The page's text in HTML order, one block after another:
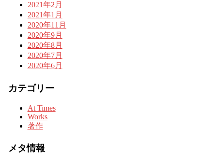
2021年2月
2021年1月
2020年11月
2020年9月
2020年8月
2020年7月
2020年6月
カテゴリー
At Times
Works
著作
メタ情報